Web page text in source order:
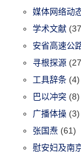
媒体网络动
学术文献
安省高速公
寻根探源
工具辞条 (4)
巴以冲突 (8)
广播体操 (3)
张国焘 (61)
慰安妇及南